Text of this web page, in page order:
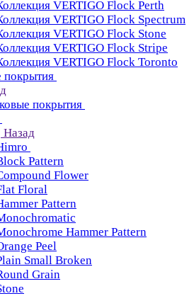
VERTIGO Flock Perth
VERTIGO Flock Spectrum
VERTIGO Flock Stone
VERTIGO Flock Stripe
VERTIGO Flock Toronto
покрытия
покрытия
Назад
Pattern
Flower
Floral
Pattern
Hammer Pattern
Peel
Small Broken
Grain